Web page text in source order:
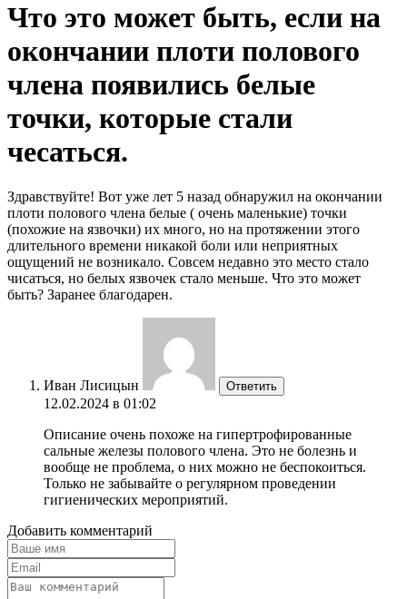
Что это может быть, если на
окончании плоти полового
члена появились белые
точки, которые стали
чесаться.
Здравствуйте! Вот уже лет 5 назад обнаружил на окончании
плоти полового члена белые ( очень маленькие) точки
(похожие на язвочки) их много, но на протяжении этого
длительного времени никакой боли или неприятных
ощущений не возникало. Совсем недавно это место стало
чисаться, но белых язвочек стало меньше. Что это может
быть? Заранее благодарен.
Иван Лисицын Ответить
12.02.2024 в 01:02
Описание очень похоже на гипертрофированные
сальные железы полового члена. Это не болезнь и
вообще не проблема, о них можно не беспокоиться.
Только не забывайте о регулярном проведении
гигиенических мероприятий.
Добавить комментарий